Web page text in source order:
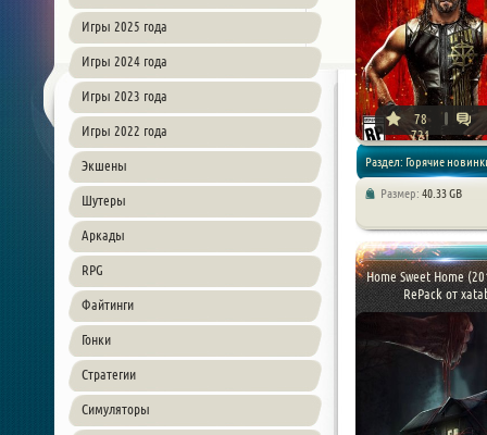
Игры 2025 года
Игры 2024 года
Игры 2023 года
Игры 2022 года
Экшены
Шутеры
Аркады
RPG
Файтинги
Гонки
Стратегии
Симуляторы
78
721
Раздел: Горячие
Симуляторы /
Размер: 40.33 GB
Home Sweet Home
RePack от